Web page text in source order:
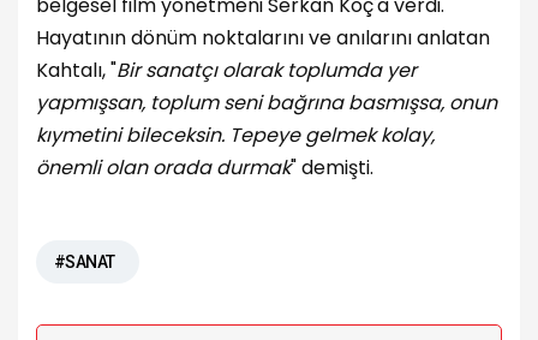
belgesel film yönetmeni Serkan Koç'a verdi.
Hayatının dönüm noktalarını ve anılarını anlatan
Kahtalı, "Bir sanatçı olarak toplumda yer
yapmışsan, toplum seni bağrına basmışsa, onun
kıymetini bileceksin. Tepeye gelmek kolay,
önemli olan orada durmak" demişti.
#SANAT